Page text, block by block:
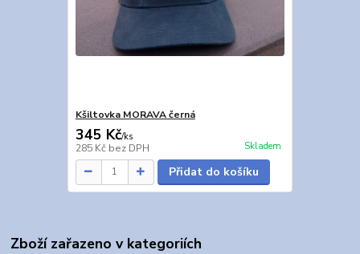
Kšiltovka MORAVA černá
345 Kč/ks
285 Kč bez DPH Skladem
Přidat do košíku
Zboží zařazeno v kategoriích